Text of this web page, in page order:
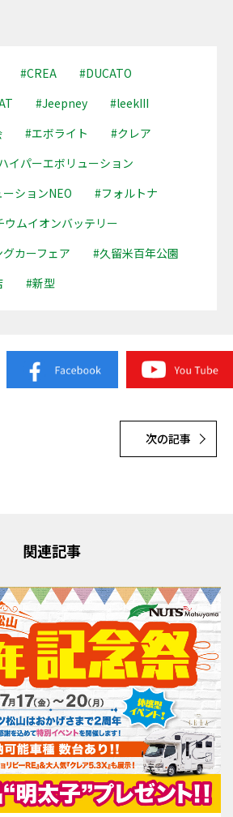
#CREA
#DUCATO
#Jeepney
#leekIII
#エボライト
#クレア
イパーエボリューション
ションNEO
#フォルトナ
ウムイオンバッテリー
カーフェア
#久留米百年公園
#新型
次の記事
関連記事